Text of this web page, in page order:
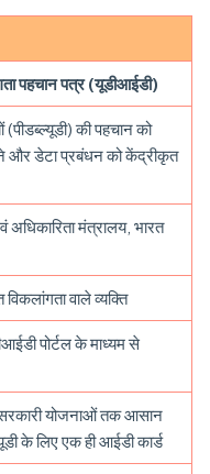
पहचान पत्र (यूडीआईडी)
(पीडब्ल्यूडी) की पहचान को
और डेटा प्रबंधन को केंद्रीकृत
अधिकारिता मंत्रालय, भारत
विकलांगता वाले व्यक्ति
पोर्टल के माध्यम से
योजनाओं तक आसान
के लिए एक ही आईडी कार्ड